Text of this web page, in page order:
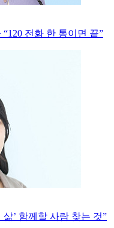
전화 한 통이면 끝”
삶’ 함께할 사람 찾는 것”